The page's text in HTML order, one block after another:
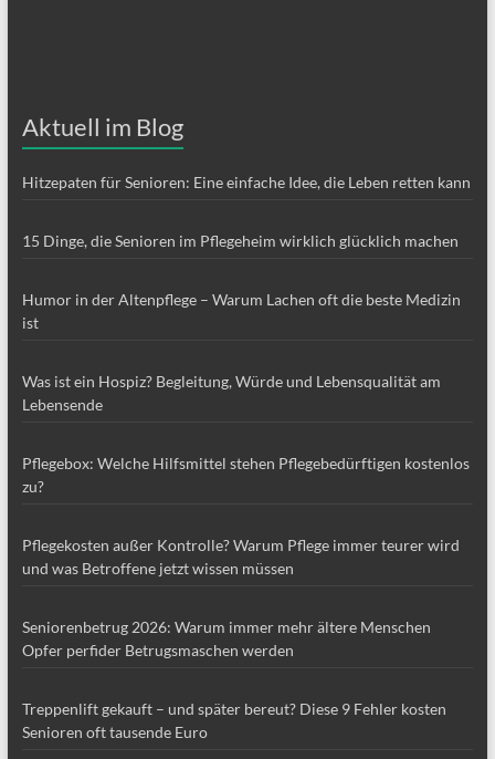
Aktuell im Blog
Hitzepaten für Senioren: Eine einfache Idee, die Leben retten kann
15 Dinge, die Senioren im Pflegeheim wirklich glücklich machen
Humor in der Altenpflege – Warum Lachen oft die beste Medizin
ist
Was ist ein Hospiz? Begleitung, Würde und Lebensqualität am
Lebensende
Pflegebox: Welche Hilfsmittel stehen Pflegebedürftigen kostenlos
zu?
Pflegekosten außer Kontrolle? Warum Pflege immer teurer wird
und was Betroffene jetzt wissen müssen
Seniorenbetrug 2026: Warum immer mehr ältere Menschen
Opfer perfider Betrugsmaschen werden
Treppenlift gekauft – und später bereut? Diese 9 Fehler kosten
Senioren oft tausende Euro